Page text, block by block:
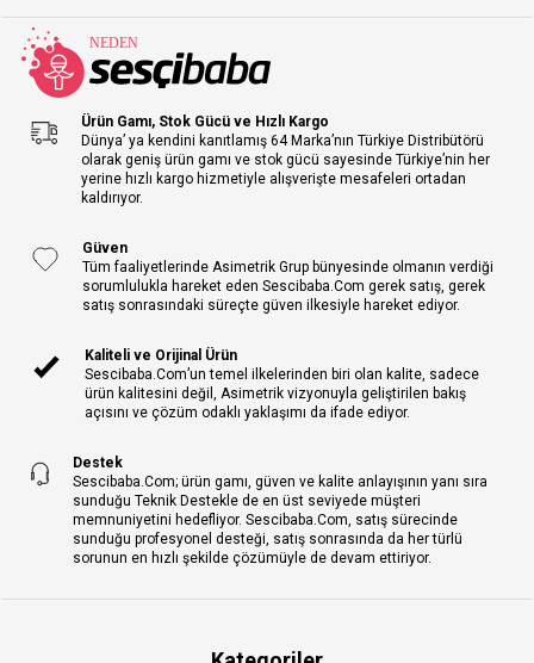
Ürün Gamı, Stok Gücü ve Hızlı Kargo
Dünya’ ya kendini kanıtlamış 64 Marka’nın Türkiye Distribütörü
olarak geniş ürün gamı ve stok gücü sayesinde Türkiye’nin her
yerine hızlı kargo hizmetiyle alışverişte mesafeleri ortadan
kaldırıyor.
Güven
Tüm faaliyetlerinde Asimetrik Grup bünyesinde olmanın verdiği
sorumlulukla hareket eden Sescibaba.Com gerek satış, gerek
satış sonrasındaki süreçte güven ilkesiyle hareket ediyor.
Kaliteli ve Orijinal Ürün
Sescibaba.Com’un temel ilkelerinden biri olan kalite, sadece
ürün kalitesini değil, Asimetrik vizyonuyla geliştirilen bakış
açısını ve çözüm odaklı yaklaşımı da ifade ediyor.
Destek
Sescibaba.Com; ürün gamı, güven ve kalite anlayışının yanı sıra
sunduğu Teknik Destekle de en üst seviyede müşteri
memnuniyetini hedefliyor. Sescibaba.Com, satış sürecinde
sunduğu profesyonel desteği, satış sonrasında da her türlü
sorunun en hızlı şekilde çözümüyle de devam ettiriyor.